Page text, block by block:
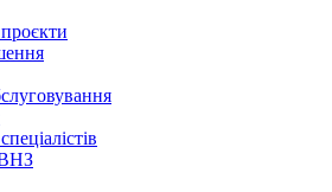
проєкти